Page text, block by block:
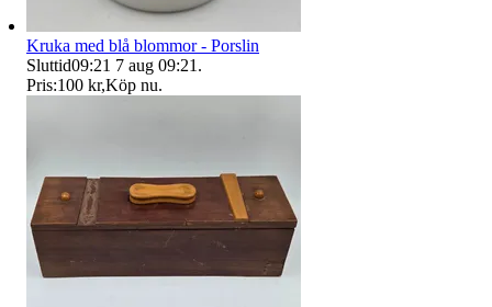
Kruka med blå blommor - Porslin
Sluttid09:21 7 aug 09:21 .
Pris:100 kr,Köp nu.